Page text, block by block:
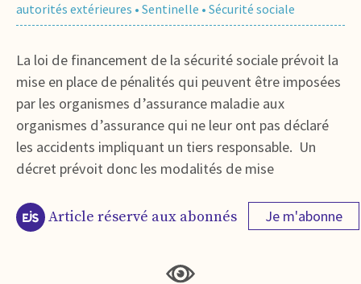
autorités extérieures • Sentinelle • Sécurité sociale
La loi de financement de la sécurité sociale prévoit la
mise en place de pénalités qui peuvent être imposées
par les organismes d’assurance maladie aux
organismes d’assurance qui ne leur ont pas déclaré
les accidents impliquant un tiers responsable. Un
décret prévoit donc les modalités de mise
Article réservé aux abonnés Je m'abonne